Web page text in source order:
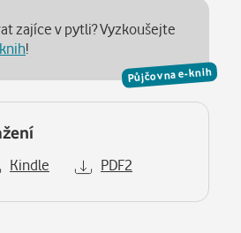
Půjčovna e-knih
zajíce v pytli? Vyzkoušejte
!
Kindle PDF2